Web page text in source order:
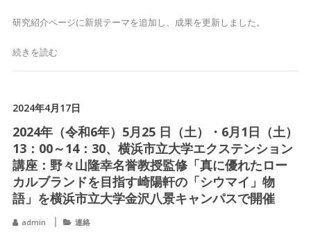
研究紹介ページに新規テーマを追加し、成果を更新しました。
続きを読む
2024年4月17日
2024年（令和6年）5月25 日（土）・6月1日（土）
13：00～14：30、横浜市立大学エクステンション
講座：野々山隆幸名誉教授監修「真に優れたロー
カルブランドを目指す崎陽軒の「シウマイ」物
語」を横浜市立大学金沢八景キャンパスで開催
admin 連絡